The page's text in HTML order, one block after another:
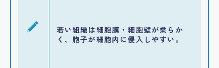
若い組織は細胞膜・細胞壁が柔らか
く、胞子が細胞内に侵入しやすい。